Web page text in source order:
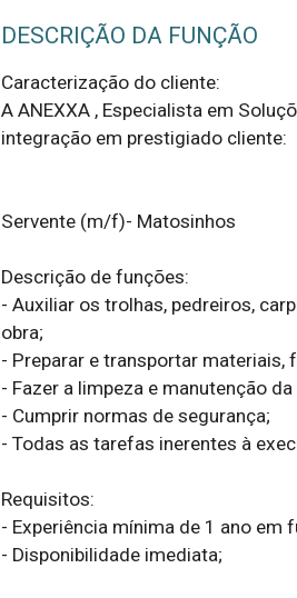
DESCRIÇÃO DA FUNÇÃO
Caracterização do cliente:
A ANEXXA , Especialista em
integração em prestigiado cliente:
Servente (m/f)- Matosinhos
Descrição de funções:
- Auxiliar os trolhas, pedreiros,
obra;
- Preparar e transportar materiais,
- Fazer a limpeza e manutenção
- Cumprir normas de segurança;
- Todas as tarefas inerentes à
Requisitos:
- Experiência mínima de 1 ano em
- Disponibilidade imediata;